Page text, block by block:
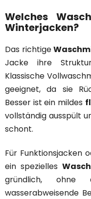
Welches
Winterjacken?
Das richtige
Jacke ihre
Klassische
geeignet, da sie
Besser ist ein mildes
vollständig ausspült
schont.
Für Funktionsjacken
ein spezielles
gründlich, ohne
wasserabweisende